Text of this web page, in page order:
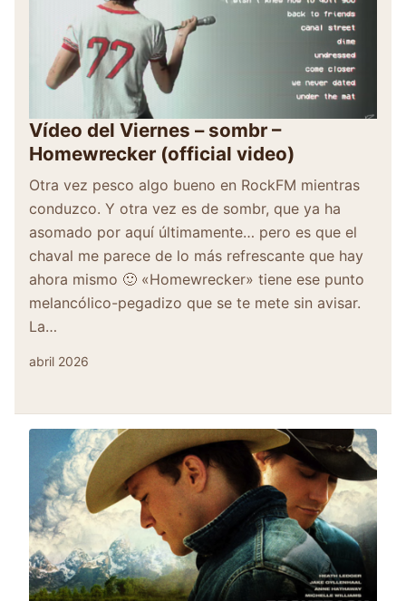
Vídeo del Viernes – sombr –
Homewrecker (official video)
Otra vez pesco algo bueno en RockFM mientras
conduzco. Y otra vez es de sombr, que ya ha
asomado por aquí últimamente… pero es que el
chaval me parece de lo más refrescante que hay
ahora mismo 🙂 «Homewrecker» tiene ese punto
melancólico-pegadizo que se te mete sin avisar.
La…
abril 2026